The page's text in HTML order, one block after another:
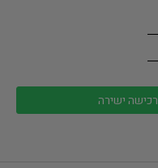
רכישה ישירה